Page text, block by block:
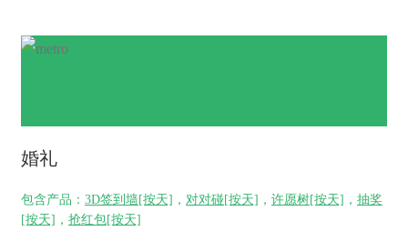
婚礼
包含产品： 3D签到墙[按天] ， 对对碰[按天] ， 许愿树[按天] ， 抽奖
[按天] ， 抢红包[按天]